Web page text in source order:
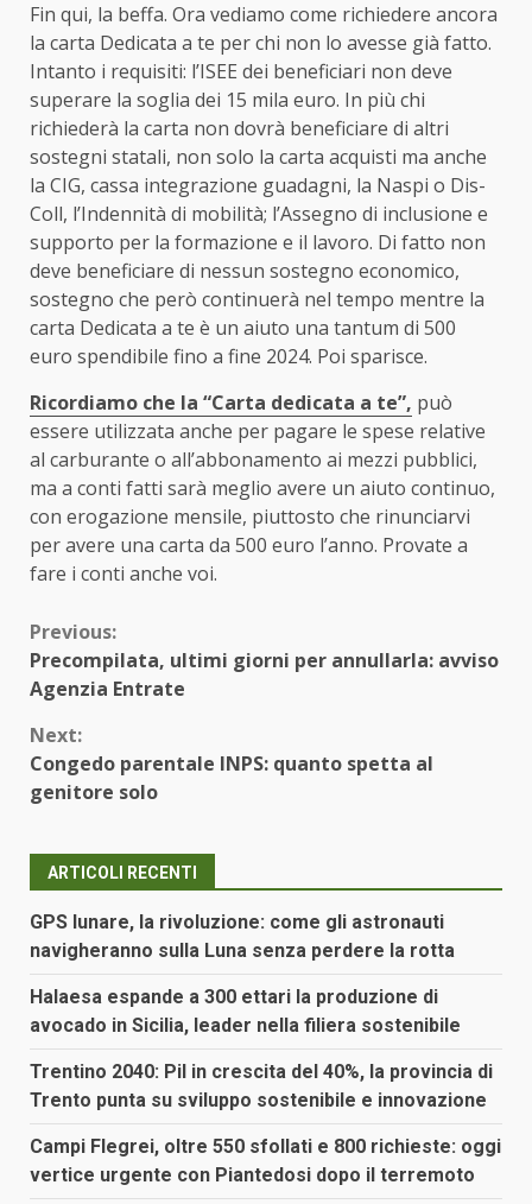
Fin qui, la beffa. Ora vediamo come richiedere ancora
la carta Dedicata a te per chi non lo avesse già fatto.
Intanto i requisiti: l’ISEE dei beneficiari non deve
superare la soglia dei 15 mila euro. In più chi
richiederà la carta non dovrà beneficiare di altri
sostegni statali, non solo la carta acquisti ma anche
la CIG, cassa integrazione guadagni, la Naspi o Dis-
Coll, l’Indennità di mobilità; l’Assegno di inclusione e
supporto per la formazione e il lavoro. Di fatto non
deve beneficiare di nessun sostegno economico,
sostegno che però continuerà nel tempo mentre la
carta Dedicata a te è un aiuto una tantum di 500
euro spendibile fino a fine 2024. Poi sparisce.
Ricordiamo che la “Carta dedicata a te”, può
essere utilizzata anche per pagare le spese relative
al carburante o all’abbonamento ai mezzi pubblici,
ma a conti fatti sarà meglio avere un aiuto continuo,
con erogazione mensile, piuttosto che rinunciarvi
per avere una carta da 500 euro l’anno. Provate a
fare i conti anche voi.
Continue
Reading
Previous:
Precompilata, ultimi giorni per annullarla: avviso
Agenzia Entrate
Next:
Congedo parentale INPS: quanto spetta al
genitore solo
ARTICOLI RECENTI
GPS lunare, la rivoluzione: come gli astronauti
navigheranno sulla Luna senza perdere la rotta
Halaesa espande a 300 ettari la produzione di
avocado in Sicilia, leader nella filiera sostenibile
Trentino 2040: Pil in crescita del 40%, la provincia di
Trento punta su sviluppo sostenibile e innovazione
Campi Flegrei, oltre 550 sfollati e 800 richieste: oggi
vertice urgente con Piantedosi dopo il terremoto